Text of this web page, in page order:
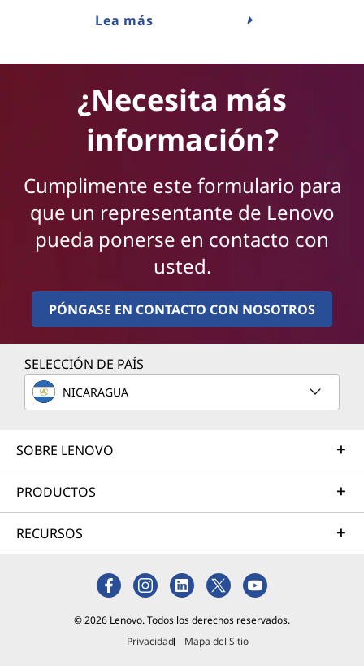
Lea más
¿Necesita más
información?
Cumplimente este formulario para
que un representante de Lenovo
pueda ponerse en contacto con
usted.
PÓNGASE EN CONTACTO CON NOSOTROS
SELECCIÓN DE PAÍS
NICARAGUA
SOBRE LENOVO
PRODUCTOS
RECURSOS
© 2026 Lenovo. Todos los derechos reservados.
Privacidad
Mapa del Sitio